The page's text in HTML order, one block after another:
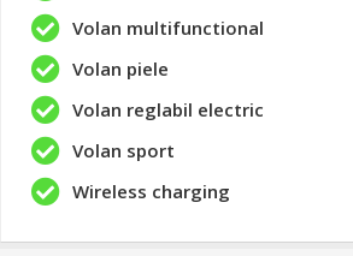
Volan multifunctional
Volan piele
Volan reglabil electric
Volan sport
Wireless charging